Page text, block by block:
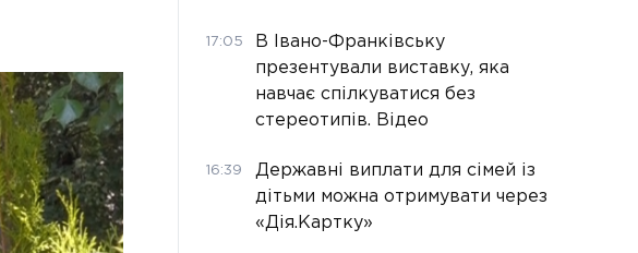
17:05
В Івано-Франківську
презентували виставку, яка
навчає спілкуватися без
стереотипів. Відео
16:39
Державні виплати для сімей із
дітьми можна отримувати через
«Дія.Картку»